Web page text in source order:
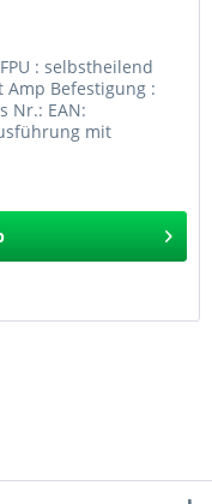
: selbstheilend
Amp Befestigung :
Nr.: EAN:
mit